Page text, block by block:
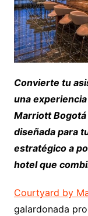
Convierte tu
una
Marriott
diseñada para
estratégico a
hotel que
Courtyard by
galardonada